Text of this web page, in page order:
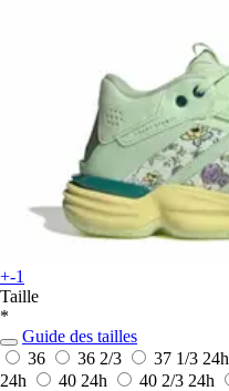
+-1
Taille
*
Guide des tailles
36
36 2/3 37 1/3 24h
24h
40 24h 40 2/3 24h